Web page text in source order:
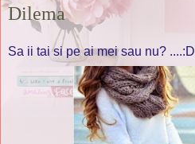
Dilema
Sa ii tai si pe ai mei sau nu? ....:D